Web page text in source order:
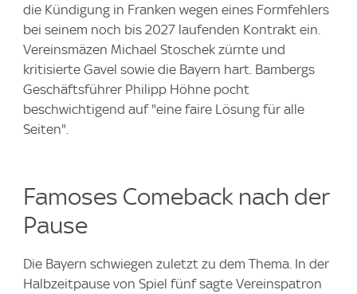
die Kündigung in Franken wegen eines Formfehlers
bei seinem noch bis 2027 laufenden Kontrakt ein.
Vereinsmäzen Michael Stoschek zürnte und
kritisierte Gavel sowie die Bayern hart. Bambergs
Geschäftsführer Philipp Höhne pocht
beschwichtigend auf "eine faire Lösung für alle
Seiten".
Famoses Comeback nach der
Pause
Die Bayern schwiegen zuletzt zu dem Thema. In der
Halbzeitpause von Spiel fünf sagte Vereinspatron